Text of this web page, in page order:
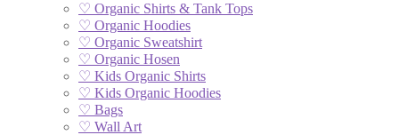
♡ Organic Shirts & Tank Tops
♡ Organic Hoodies
♡ Organic Sweatshirt
♡ Organic Hosen
♡ Kids Organic Shirts
♡ Kids Organic Hoodies
♡ Bags
♡ Wall Art